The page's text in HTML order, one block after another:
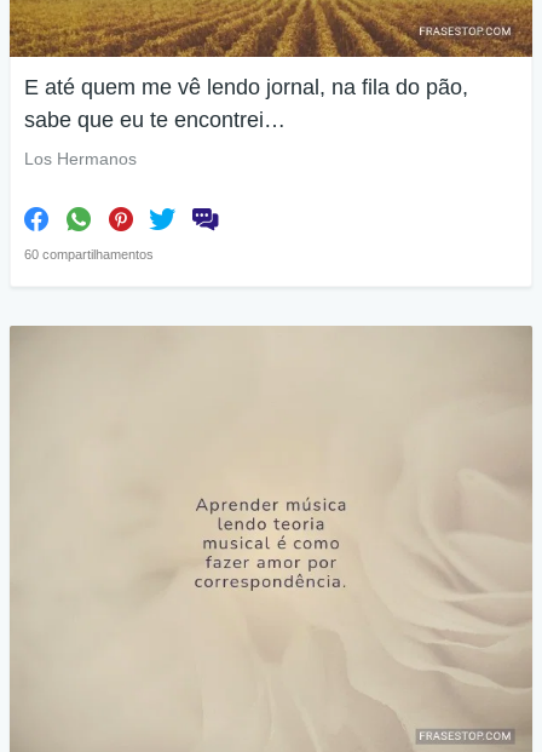
E até quem me vê lendo jornal, na fila do pão,
sabe que eu te encontrei…
Los Hermanos
60 compartilhamentos